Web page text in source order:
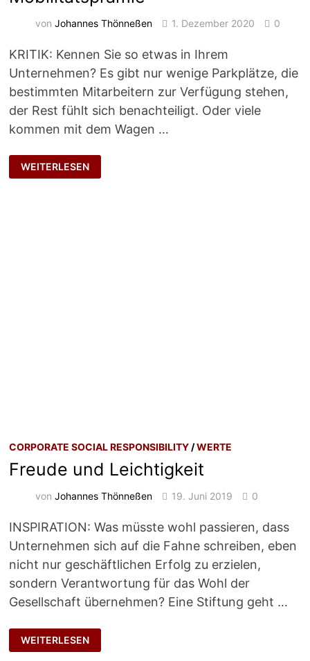
vonJohannes Thönneßen 1. Dezember 2020 0
KRITIK: Kennen Sie so etwas in Ihrem
Unternehmen? Es gibt nur wenige Parkplätze, die
bestimmten Mitarbeitern zur Verfügung stehen,
der Rest fühlt sich benachteiligt. Oder viele
kommen mit dem Wagen …
MOBILITÄTSPRÄMIE
WEITERLESEN
CORPORATE SOCIAL RESPONSIBILITY /WERTE
Freude und Leichtigkeit
vonJohannes Thönneßen 19. Juni 2019 0
INSPIRATION: Was müsste wohl passieren, dass
Unternehmen sich auf die Fahne schreiben, eben
nicht nur geschäftlichen Erfolg zu erzielen,
sondern Verantwortung für das Wohl der
Gesellschaft übernehmen? Eine Stiftung geht …
FREUDE
UND
LEICHTIGKEIT
WEITERLESEN